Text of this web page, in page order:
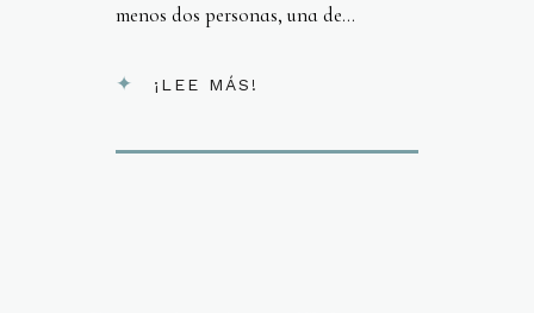
menos dos personas, una de...
¡LEE MÁS!